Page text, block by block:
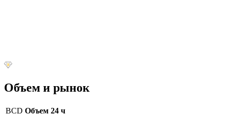
Объем и рынок
BCD Объем 24 ч